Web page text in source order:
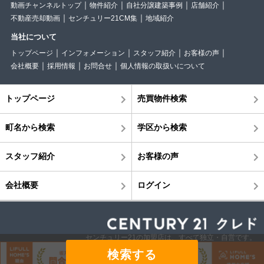
動画チャンネルトップ 物件紹介 自社分譲建築事例
店舗紹介
不動産売却動画
センチュリー21CM集 地域紹介
当社について
トップページ インフォメーション スタッフ紹介
お客様の声
会社概要
採用情報 お問合せ 個人情報の取扱いについて
トップページ 売買物件検索
町名から検索 学区から検索
スタッフ紹介 お客様の声
会社概要 ログイン
センチュリー21の加盟店は、すべて独立・自営です。